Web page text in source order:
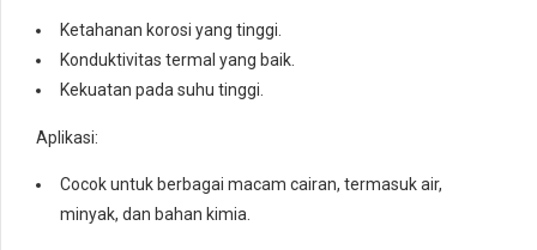
Ketahanan korosi yang tinggi.
Konduktivitas termal yang baik.
Kekuatan pada suhu tinggi.
Aplikasi:
Cocok untuk berbagai macam cairan, termasuk air,
minyak, dan bahan kimia.